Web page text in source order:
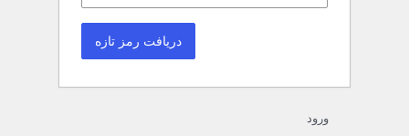
ورود